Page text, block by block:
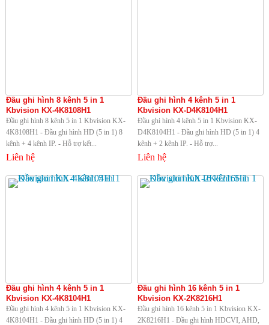
Đầu ghi hình 8 kênh 5 in 1
Kbvision KX-4K8108H1
Đầu ghi hình 8 kênh 5 in 1 Kbvision KX-
4K8108H1 - Đầu ghi hình HD (5 in 1) 8
kênh + 4 kênh IP. - Hỗ trợ kết...
Liên hệ
Đầu ghi hình 4 kênh 5 in 1
Kbvision KX-D4K8104H1
Đầu ghi hình 4 kênh 5 in 1 Kbvision KX-
D4K8104H1 - Đầu ghi hình HD (5 in 1) 4
kênh + 2 kênh IP. - Hỗ trợ...
Liên hệ
Đầu ghi hình 4 kênh 5 in 1
Kbvision KX-4K8104H1
Đầu ghi hình 4 kênh 5 in 1 Kbvision KX-
4K8104H1 - Đầu ghi hình HD (5 in 1) 4
Đầu ghi hình 16 kênh 5 in 1
Kbvision KX-2K8216H1
Đầu ghi hình 16 kênh 5 in 1 Kbvision KX-
2K8216H1 - Đầu ghi hình HDCVI, AHD,